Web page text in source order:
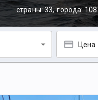
страны: 33, города: 108
Цена